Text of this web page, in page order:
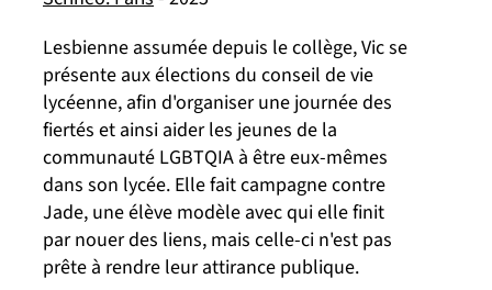
Lesbienne assumée depuis le collège, Vic se
présente aux élections du conseil de vie
lycéenne, afin d'organiser une journée des
fiertés et ainsi aider les jeunes de la
communauté LGBTQIA à être eux-mêmes
dans son lycée. Elle fait campagne contre
Jade, une élève modèle avec qui elle finit
par nouer des liens, mais celle-ci n'est pas
prête à rendre leur attirance publique.